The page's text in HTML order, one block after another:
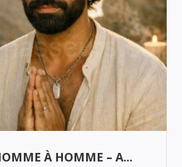
À HOMME – A...